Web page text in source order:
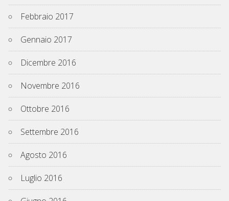
Febbraio 2017
Gennaio 2017
Dicembre 2016
Novembre 2016
Ottobre 2016
Settembre 2016
Agosto 2016
Luglio 2016